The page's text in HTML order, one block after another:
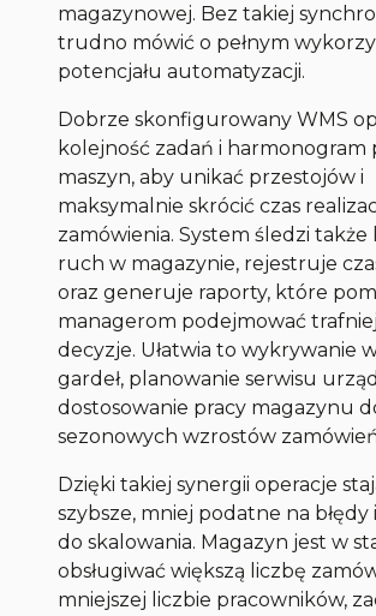
magazynowej. Bez takiej
trudno mówić o pełnym
potencjału automatyzacji.
Dobrze skonfigurowany WMS
kolejność zadań i harmonogram
maszyn, aby unikać przestojów i
maksymalnie skrócić czas
zamówienia. System śledzi także
ruch w magazynie, rejestruje
oraz generuje raporty, które
managerom podejmować
decyzje. Ułatwia to wykrywanie
gardeł, planowanie serwisu
dostosowanie pracy magazynu
sezonowych wzrostów
Dzięki takiej synergii operacje
szybsze, mniej podatne na błędy
do skalowania. Magazyn jest w
obsługiwać większą liczbę
mniejszej liczbie pracowników,